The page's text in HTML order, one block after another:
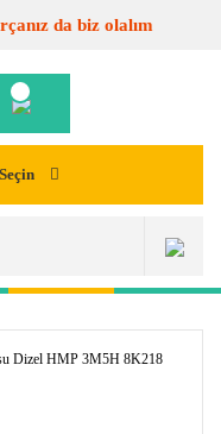
da biz olalım